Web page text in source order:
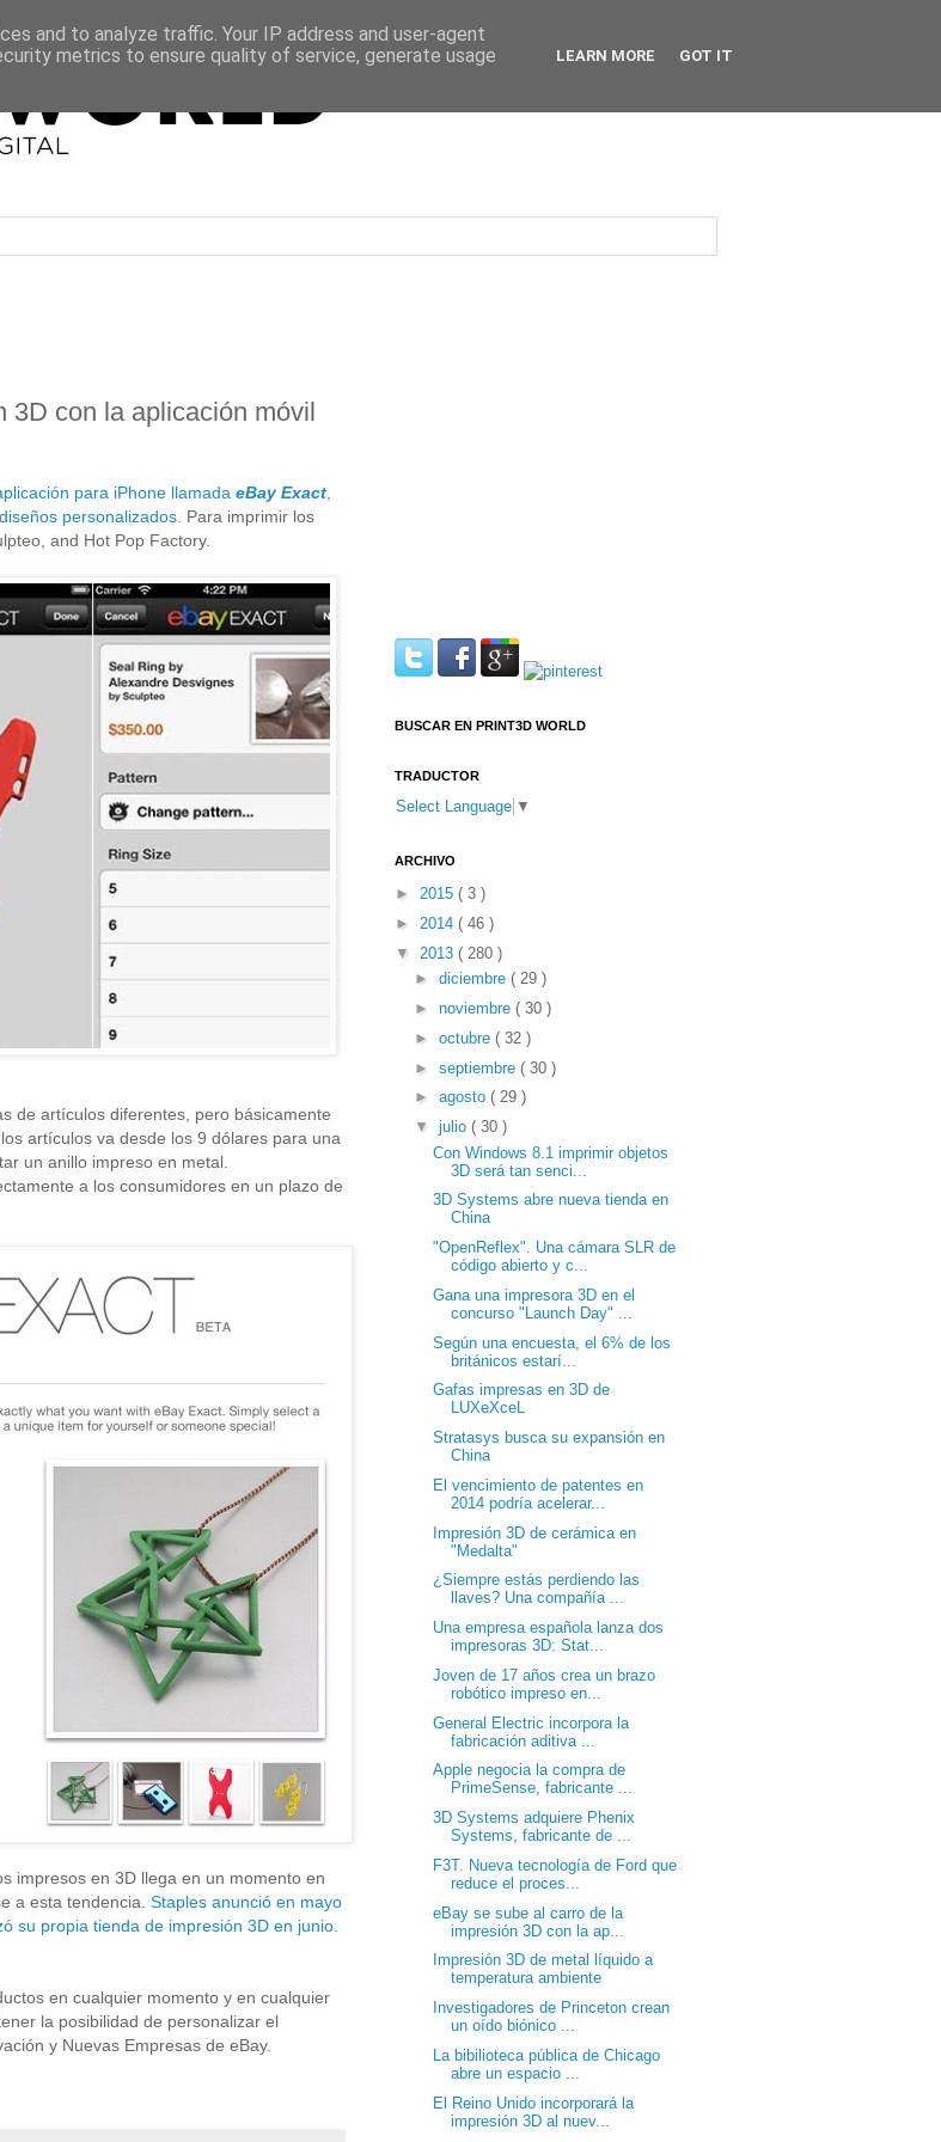
3D con la aplicación móvil
para iPhone llamada eBay Exact
personalizados. Para imprimir los
and Hot Pop Factory.
de artículos diferentes, pero básicamente
artículos va desde los 9 dólares para una
un anillo impreso en metal.
a los consumidores en un plazo de
impresos en 3D llega en un momento en
a esta tendencia. Staples anunció en mayo
su propia tienda de impresión 3D en junio.
en cualquier momento y en cualquier
la posibilidad de personalizar el
y Nuevas Empresas de eBay.
BUSCAR EN PRINT3D WORLD
TRADUCTOR
Select Language ▼
ARCHIVO
► 2015 ( 3 )
► 2014 ( 46 )
▼ 2013 ( 280 )
► diciembre ( 29 )
► noviembre ( 30 )
► octubre ( 32 )
► septiembre ( 30 )
► agosto ( 29 )
▼ julio ( 30 )
Con Windows 8.1 imprimir objetos
3D será tan senci...
3D Systems abre nueva tienda en
China
"OpenReflex". Una cámara SLR de
código abierto y c...
Gana una impresora 3D en el
concurso "Launch Day" ...
Según una encuesta, el 6% de los
británicos estarí...
Gafas impresas en 3D de
LUXeXceL
Stratasys busca su expansión en
China
El vencimiento de patentes en
2014 podría acelerar...
Impresión 3D de cerámica en
"Medalta"
¿Siempre estás perdiendo las
llaves? Una compañía ...
Una empresa española lanza dos
impresoras 3D: Stat...
Joven de 17 años crea un brazo
robótico impreso en...
General Electric incorpora la
fabricación aditiva ...
Apple negocia la compra de
PrimeSense, fabricante ...
3D Systems adquiere Phenix
Systems, fabricante de ...
F3T. Nueva tecnología de Ford que
reduce el proces...
eBay se sube al carro de la
impresión 3D con la ap...
Impresión 3D de metal líquido a
temperatura ambiente
Investigadores de Princeton crean
un oído biónico ...
La bibilioteca pública de Chicago
abre un espacio ...
El Reino Unido incorporará la
impresión 3D al nuev...
and to analyze traffic. Your IP address and user-agent
metrics to ensure quality of service, generate usage
LEARN MORE GOT IT